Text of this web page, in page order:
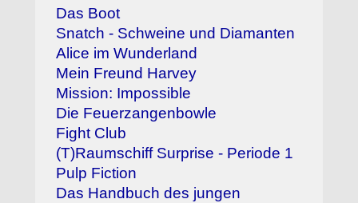
Das Boot
Snatch - Schweine und Diamanten
Alice im Wunderland
Mein Freund Harvey
Mission: Impossible
Die Feuerzangenbowle
Fight Club
(T)Raumschiff Surprise - Periode 1
Pulp Fiction
Das Handbuch des jungen